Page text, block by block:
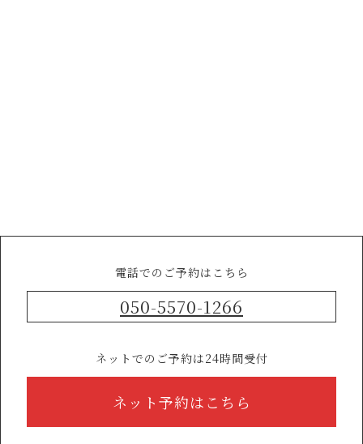
電話でのご予約はこちら
050-5570-1266
ネットでのご予約は24時間受付
ネット予約はこちら